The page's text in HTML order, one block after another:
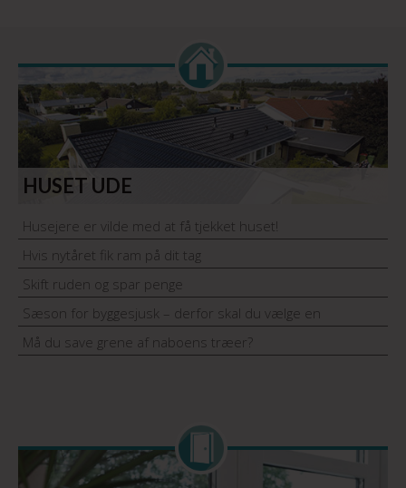
HUSET UDE
Husejere er vilde med at få tjekket huset!
Hvis nytåret fik ram på dit tag
Skift ruden og spar penge
Sæson for byggesjusk – derfor skal du vælge en
håndværker med garantiordning
Må du save grene af naboens træer?